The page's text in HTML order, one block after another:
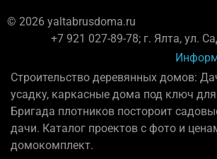
© 2026 yaltabrusdoma.ru
+7 921 027-89-78; г. Ялта, ул.
Строительство деревянных домов:
усадку, каркасные дома под ключ
Бригада плотников постороит
дачи. Каталог проектов с фото и
домокомплект.